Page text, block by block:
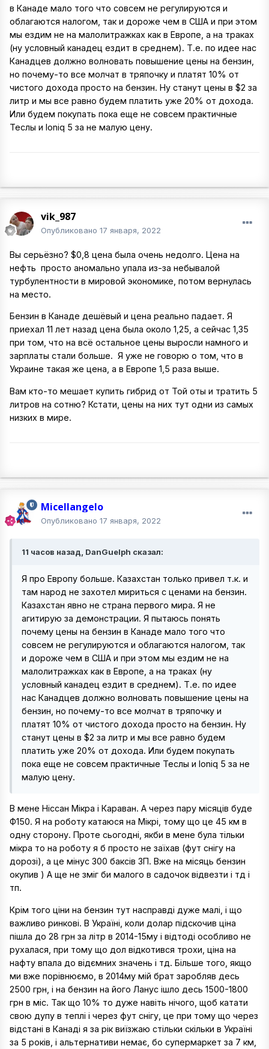
в Канаде мало того что совсем не регулируются и
облагаются налогом, так и дороже чем в США и при этом
мы ездим не на малолитражках как в Европе, а на траках
(ну условный канадец ездит в среднем). Т.е. по идее нас
Канадцев должно волновать повышение цены на бензин,
но почему-то все молчат в тряпочку и платят 10% от
чистого дохода просто на бензин. Ну станут цены в $2 за
литр и мы все равно будем платить уже 20% от дохода.
Или будем покупать пока еще не совсем практичные
Теслы и Ioniq 5 за не малую цену.
vik_987
Опубликовано 17 января, 2022
Вы серьёзно? $0,8 цена была очень недолго. Цена на
нефть просто аномально упала из-за небывалой
турбулентности в мировой экономике, потом вернулась
на место.
Бензин в Канаде дешёвый и цена реально падает. Я
приехал 11 лет назад цена была около 1,25, а сейчас 1,35
при том, что на всё остальное цены выросли намного и
зарплаты стали больше. Я уже не говорю о том, что в
Украине такая же цена, а в Европе 1,5 раза выше.
Вам кто-то мешает купить гибрид от Той оты и тратить 5
литров на сотню? Кстати, цены на них тут одни из самых
низких в мире.
Micellangelo
Опубликовано 17 января, 2022
11 часов назад, DanGuelph сказал:
Я про Европу больше. Казахстан только привел т.к. и
там народ не захотел мириться с ценами на бензин.
Казахстан явно не страна первого мира. Я не
агитирую за демонстрации. Я пытаюсь понять
почему цены на бензин в Канаде мало того что
совсем не регулируются и облагаются налогом, так
и дороже чем в США и при этом мы ездим не на
малолитражках как в Европе, а на траках (ну
условный канадец ездит в среднем). Т.е. по идее
нас Канадцев должно волновать повышение цены на
бензин, но почему-то все молчат в тряпочку и
платят 10% от чистого дохода просто на бензин. Ну
станут цены в $2 за литр и мы все равно будем
платить уже 20% от дохода. Или будем покупать
пока еще не совсем практичные Теслы и Ioniq 5 за не
малую цену.
В мене Ніссан Мікра і Караван. А через пару місяців буде
Ф150. Я на роботу катаюся на Мікрі, тому що це 45 км в
одну сторону. Проте сьогодні, якби в мене була тільки
мікра то на роботу я б просто не заїхав (фут снігу на
дорозі), а це мінус 300 баксів ЗП. Вже на місяць бензин
окупив ) А ще не зміг би малого в садочок відвезти і тд і
тп.
Крім того ціни на бензин тут насправді дуже малі, і що
важливо ринкові. В Україні, коли долар підскочив ціна
пішла до 28 грн за літр в 2014-15му і відтоді особливо не
рухалася, при тому що дол відкотився трохи, ціна на
нафту впала до відємних значень і тд. Більше того, якщо
ми вже порівнюємо, в 2014му мій брат заробляв десь
2500 грн, і на бензин на його Ланус ішло десь 1500-1800
грн в міс. Так що 10% то дуже навіть нічого, щоб катати
свою дупу в теплі і через фут снігу, це при тому що через
відстані в Канаді я за рік виїзжаю стільки скільки в Україні
за 5 років, і альтернативи немає, бо супермаркет за 7 км,